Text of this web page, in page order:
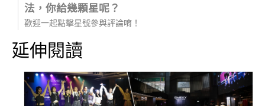
法，你給幾顆星呢？
歡迎一起點擊星號參與評論唷！
延伸閱讀